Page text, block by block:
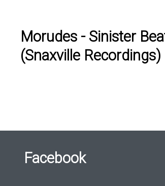
Morudes - Sinister
(Snaxville Recordings)
Facebook